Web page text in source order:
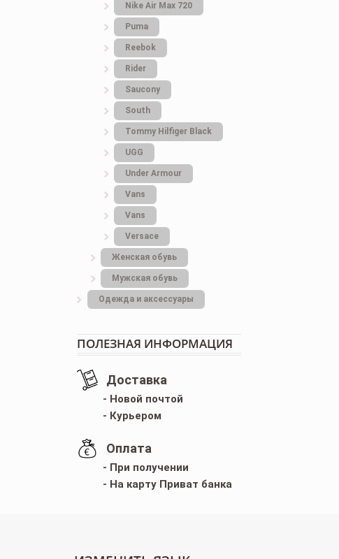
Nike Air Max 720
Puma
Reebok
Rider
Saucony
South
Tommy Hilfiger Black
UGG
Under Armour
Vans
Vans
Versace
Женская обувь
Мужская обувь
Одежда и аксессуары
ПОЛЕЗНАЯ ИНФОРМАЦИЯ
Доставка
- Новой почтой
- Курьером
Оплата
- При получении
- На карту Приват банка